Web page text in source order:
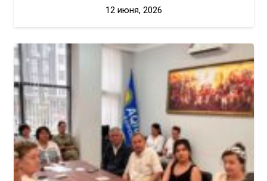
12 июня, 2026